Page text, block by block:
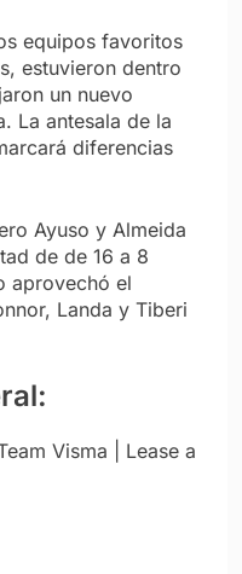
equipos favoritos
estuvieron dentro
un nuevo
La antesala de la
diferencias
Ayuso y Almeida
de de 16 a 8
aprovechó el
Landa y Tiberi
Visma | Lease a